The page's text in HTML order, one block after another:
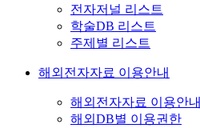
전자저널 리스트
학술DB 리스트
주제별 리스트
해외전자자료 이용안내
해외전자자료 이용안내
해외DB별 이용권한